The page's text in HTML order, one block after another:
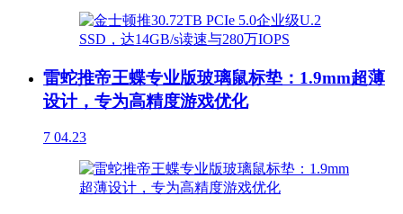
雷蛇推帝王蝶专业版玻璃鼠标垫：1.9mm超薄
设计，专为高精度游戏优化
7 04.23